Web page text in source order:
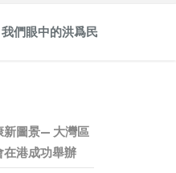
我們眼中的洪爲民
新圖景— 大灣區
在港成功舉辦